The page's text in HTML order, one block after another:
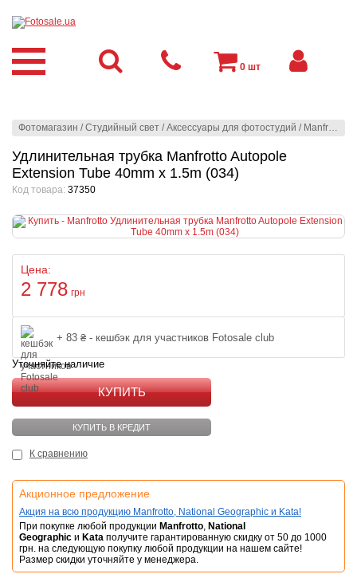
Фотомагазин /Студийный свет /Аксессуары для фотостудий / Manfrotto
Удлинительная трубка Manfrotto Autopole
Extension Tube 40mm x 1.5m (034)
Код товара: 37350
Цена:
2 778 грн
+ 83 ₴ - кешбэк для участников Fotosale club
Уточняйте наличие
КУПИТЬ
КУПИТЬ В КРЕДИТ
К сравнению
Акционное предложение
Акция на всю продукцию Manfrotto, National Geographic и Kata!
При покупке любой продукции Manfrotto, National
Geographic и Kata получите гарантированную скидку от 50 до 1000
грн. на следующую покупку любой продукции на нашем сайте!
Размер скидки уточняйте у менеджера.
0 шт